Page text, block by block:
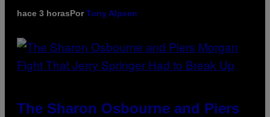
hace 3 horasPorTony Alpsen
The Sharon Osbourne and Piers